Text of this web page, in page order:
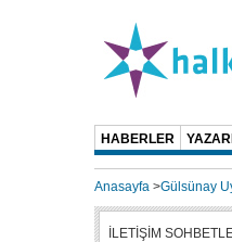
HABERLER
Anasayfa >Gülsünay
İLETİŞİM